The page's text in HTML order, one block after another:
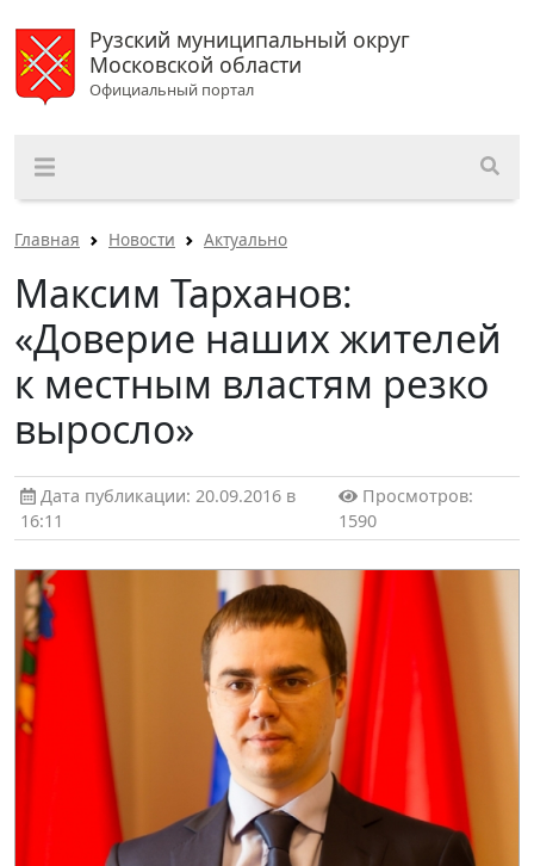
Рузский муниципальный округ
Московской области
Официальный портал
Главная Новости Актуально
Максим Тарханов:
«Доверие наших жителей
к местным властям резко
выросло»
Дата публикации: 20.09.2016 в
16:11
Просмотров:
1590